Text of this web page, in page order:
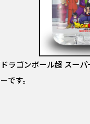
ラゴンボール超 スー
です。